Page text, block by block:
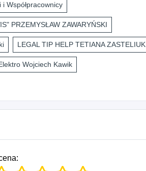
Współpracownicy
PRZEMYSŁAW ZAWARYŃSKI
LEGAL TIP HELP TETIANA ZASTELIUK
Wojciech Kawik